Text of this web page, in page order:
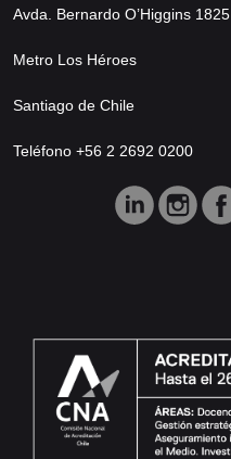
Avda. Bernardo O’Higgins 1825
Metro Los Héroes
Santiago de Chile
Teléfono +56 2 2692 0200